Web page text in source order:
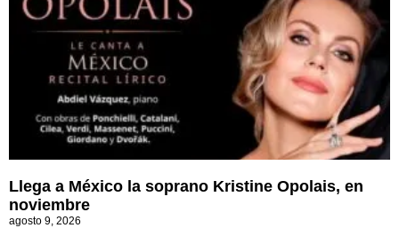
Llega a México la soprano Kristine Opolais, en
noviembre
agosto 9, 2026